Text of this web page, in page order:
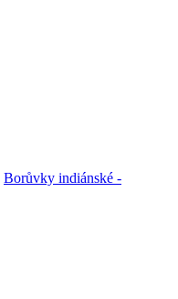
Borůvky indiánské -